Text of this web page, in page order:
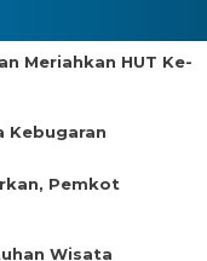
Meriahkan HUT Ke-
Kebugaran
Pemkot
Wisata